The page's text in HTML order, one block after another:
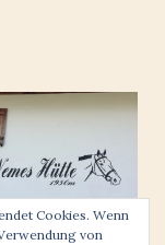
Cookies. Wenn
von